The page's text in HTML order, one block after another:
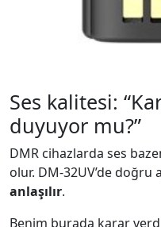
Ses kalitesi:
duyuyor mu?”
DMR cihazlarda ses
olur. DM-32UV’de doğru
anlaşılır.
Benim burada karar